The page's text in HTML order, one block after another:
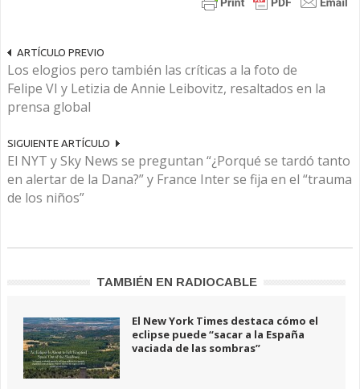
ARTÍCULO PREVIO
Los elogios pero también las críticas a la foto de
Felipe VI y Letizia de Annie Leibovitz, resaltados en la
prensa global
SIGUIENTE ARTÍCULO
El NYT y Sky News se preguntan “¿Porqué se tardó tanto
en alertar de la Dana?” y France Inter se fija en el “trauma
de los niños”
TAMBIÉN EN RADIOCABLE
El New York Times destaca cómo el
eclipse puede “sacar a la España
vaciada de las sombras”